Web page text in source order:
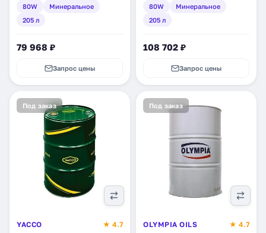
80W
Минеральное
205 л
79 968 ₽
Запрос цены
80W
Минеральное
205 л
108 702 ₽
Запрос цены
Под заказ
YACCO
★ 4.7
Под заказ
OLYMPIA OILS
★ 4.7